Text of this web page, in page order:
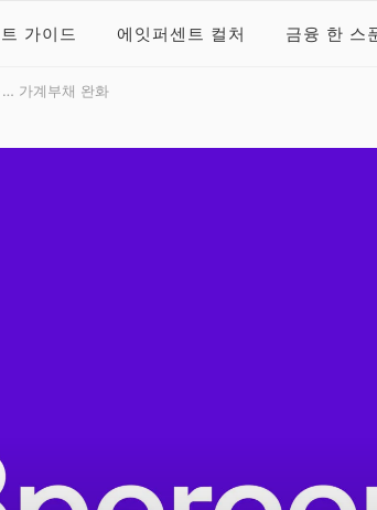
가이드 에잇퍼센트 컬처 금융 한 스
가계부채 완화​